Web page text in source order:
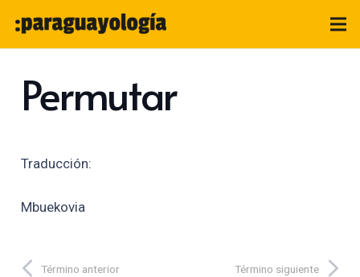
Permutar
Traducción:
Mbuekovia
Término anterior Término siguiente